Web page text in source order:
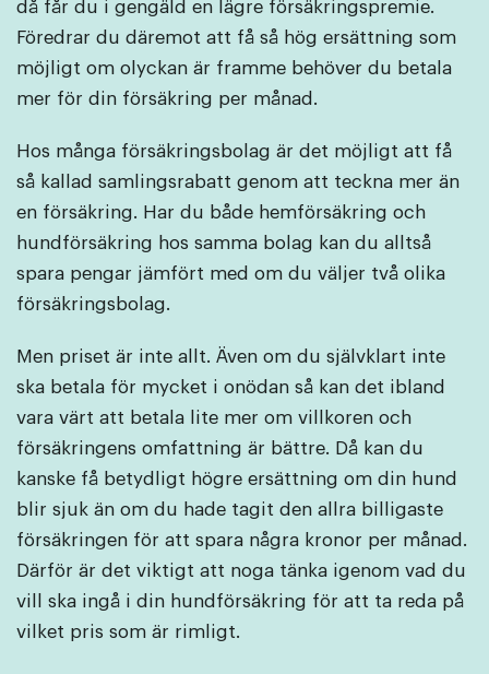
då får du i gengäld en lägre försäkringspremie.
Föredrar du däremot att få så hög ersättning som
möjligt om olyckan är framme behöver du betala
mer för din försäkring per månad.
Hos många försäkringsbolag är det möjligt att få
så kallad samlingsrabatt genom att teckna mer än
en försäkring. Har du både hemförsäkring och
hundförsäkring hos samma bolag kan du alltså
spara pengar jämfört med om du väljer två olika
försäkringsbolag.
Men priset är inte allt. Även om du självklart inte
ska betala för mycket i onödan så kan det ibland
vara värt att betala lite mer om villkoren och
försäkringens omfattning är bättre. Då kan du
kanske få betydligt högre ersättning om din hund
blir sjuk än om du hade tagit den allra billigaste
försäkringen för att spara några kronor per månad.
Därför är det viktigt att noga tänka igenom vad du
vill ska ingå i din hundförsäkring för att ta reda på
vilket pris som är rimligt.